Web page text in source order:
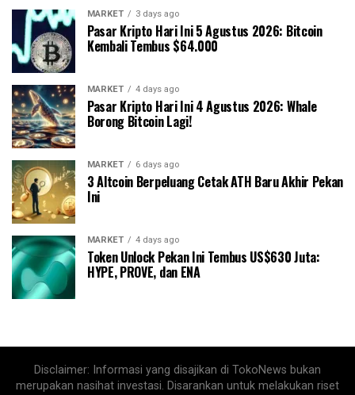
MARKET 3 days ago
Pasar Kripto Hari Ini 5 Agustus 2026: Bitcoin
Kembali Tembus $64.000
MARKET 4 days ago
Pasar Kripto Hari Ini 4 Agustus 2026: Whale
Borong Bitcoin Lagi!
MARKET 6 days ago
3 Altcoin Berpeluang Cetak ATH Baru Akhir Pekan
Ini
MARKET 4 days ago
Token Unlock Pekan Ini Tembus US$630 Juta:
HYPE, PROVE, dan ENA
Disclaimer: Informasi yang disajikan di TokoNews bukan
merupakan nasihat investasi. Disarankan untuk melakukan riset